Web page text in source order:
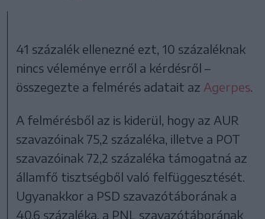
41 százalék ellenezné ezt, 10 százaléknak
nincs véleménye erről a kérdésről –
összegezte a felmérés adatait az Agerpes
A felmérésből az is kiderül, hogy az AUR
szavazóinak 75,2 százaléka, illetve a POT
szavazóinak 72,2 százaléka támogatná az
államfő tisztségből való felfüggesztését.
Ugyanakkor a PSD szavazótáborának a
40,6 százaléka, a PNL szavazótáborának